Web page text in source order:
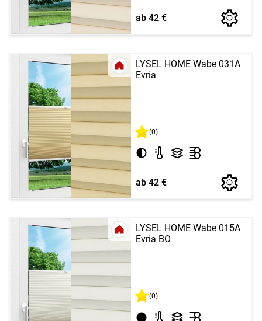
ab 42 €
LYSEL HOME Wabe 031A
Evria
(0)
ab 42 €
LYSEL HOME Wabe 015A
Evria BO
(0)